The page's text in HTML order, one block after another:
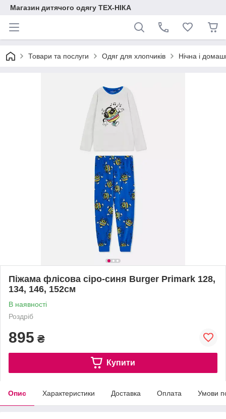
Магазин дитячого одягу ТЕХ-НІКА
Товари та послуги Одяг для хлопчиків Нічна і
Піжама флісова сіро-синя Burger Primark 128,
134, 146, 152см
В наявності
Роздріб
895 ₴
Купити
Опис Характеристики Доставка Оплата Умови